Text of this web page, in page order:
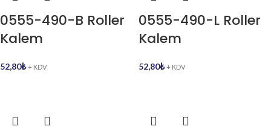
0555-490-B Roller
Kalem
52,80₺ + KDV
0555-490-L Roller
Kalem
52,80₺ + KDV